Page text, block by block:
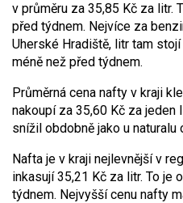
v průměru za 35,85 Kč za litr.
před týdnem. Nejvíce za
Uherské Hradiště, litr tam
méně než před týdnem.
Průměrná cena nafty v kraji
nakoupí za 35,60 Kč za jeden
snížil obdobně jako u naturalu
Nafta je v kraji nejlevnější v
inkasují 35,21 Kč za litr. To je
týdnem. Nejvyšší cenu nafty